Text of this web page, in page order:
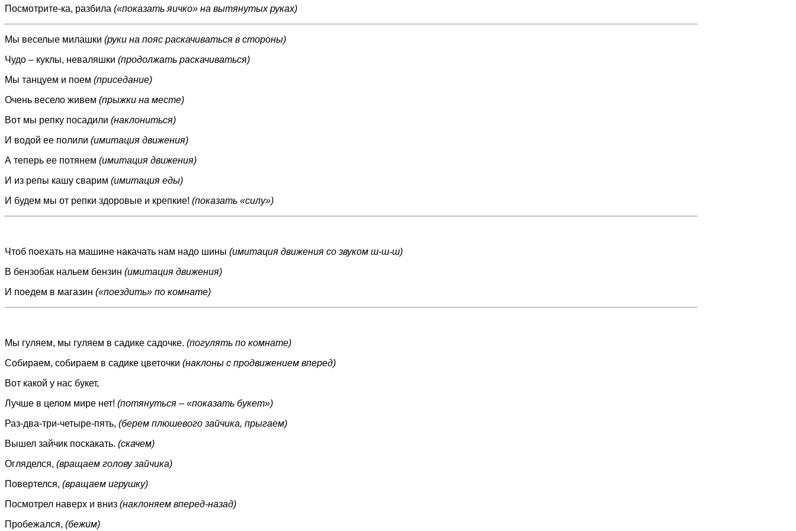
Посмотрите-ка, разбила («показать яичко» на вытянутых руках)
Мы веселые милашки (руки на пояс раскачиваться в стороны)
Чудо – куклы, неваляшки (продолжать раскачиваться)
Мы танцуем и поем (приседание)
Очень весело живем (прыжки на месте)
Вот мы репку посадили (наклониться)
И водой ее полили (имитация движения)
А теперь ее потянем (имитация движения)
И из репы кашу сварим (имитация еды)
И будем мы от репки здоровые и крепкие! (показать «силу»)
Чтоб поехать на машине накачать нам надо шины (имитация движения со звуком ш-ш-ш)
В бензобак нальем бензин (имитация движения)
И поедем в магазин («поездить» по комнате)
Мы гуляем, мы гуляем в садике садочке. (погулять по комнате)
Собираем, собираем в садике цветочки (наклоны с продвижением вперед)
Вот какой у нас букет,
Лучше в целом мире нет! (потянуться – «показать букет»)
Раз-два-три-четыре-пять, (берем плюшевого зайчика, прыгаем)
Вышел зайчик поскакать. (скачем)
Огляделся, (вращаем голову зайчика)
Повертелся, (вращаем игрушку)
Посмотрел наверх и вниз (наклоняем вперед-назад)
Пробежался, (бежим)